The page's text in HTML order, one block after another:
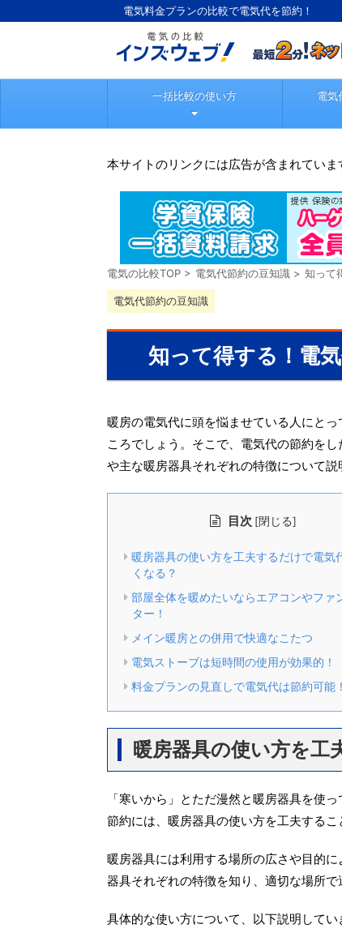
電気料金プランの比較で電気代を節約！
一括比較の使い方 電気
本サイトのリンクには広告が含まれていま
電気の比較TOP > 電気代節約の豆知識 > 知って
電気代節約の豆知識
知って得する！電
暖房の電気代に頭を悩ませている人にと
ころでしょう。そこで、電気代の節約を
や主な暖房器具それぞれの特徴について説
目次 [閉じる]
暖房器具の使い方を工夫するだけで電気
くなる？
部屋全体を暖めたいならエアコンやファ
ター！
メイン暖房との併用で快適なこたつ
電気ストーブは短時間の使用が効果的！
料金プランの見直しで電気代は節約可能！
暖房器具の使い方を工
「寒いから」とただ漫然と暖房器具を使
節約には、暖房器具の使い方を工夫するこ
暖房器具には利用する場所の広さや目的
器具それぞれの特徴を知り、適切な場所
具体的な使い方について、以下説明してい